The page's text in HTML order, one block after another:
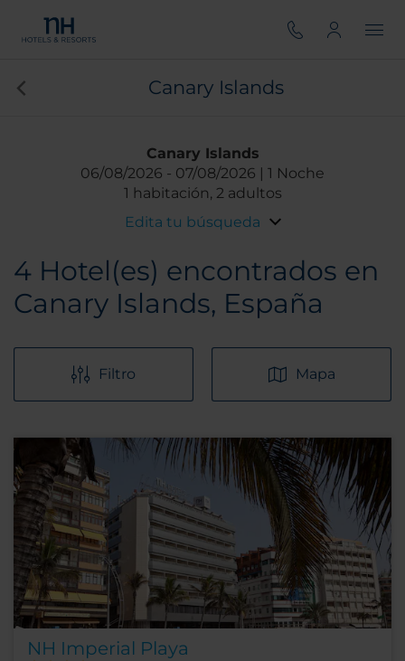
Canary Islands
Canary Islands
06/08/2026
07/08/2026
1 Noche
1 habitación, 2 adultos
Edita tu búsqueda
4 Hotel(es) encontrados en
Canary Islands, España
Filtro Mapa
NH Imperial Playa